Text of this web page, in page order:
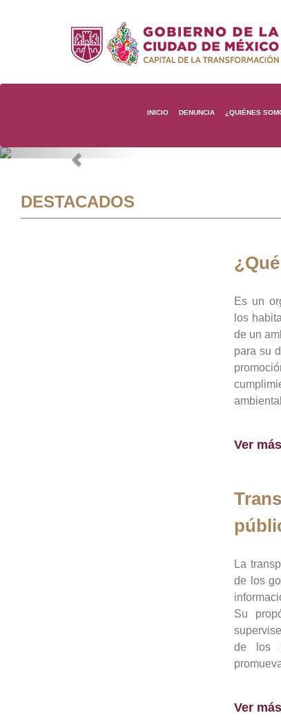
INICIO DENUNCIA ¿QUIÉNES
Previous
DESTACADOS
Es un
los
de un
para su
Ver más
La
de los
Su
de los
Ver más